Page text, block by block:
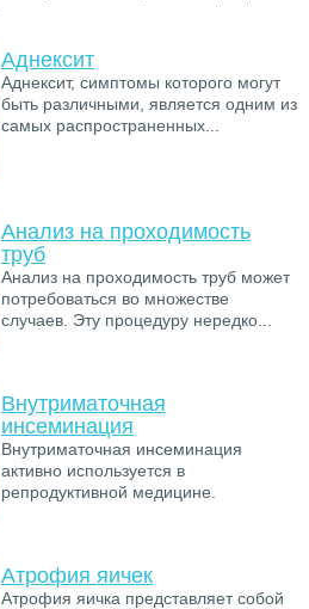
Аднексит
Аднексит, симптомы которого могут
быть различными, является одним из
самых распространенных...
Анализ на проходимость
труб
Анализ на проходимость труб может
потребоваться во множестве
случаев. Эту процедуру нередко...
Внутриматочная
инсеминация
Внутриматочная инсеминация
активно используется в
репродуктивной медицине.
Атрофия яичек
Атрофия яичка представляет собой